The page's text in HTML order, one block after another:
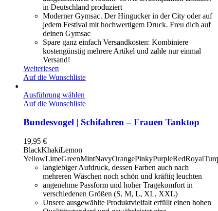
in Deutschland produziert
Moderner Gymsac. Der Hingucker in der City oder auf
jedem Festival mit hochwertigem Druck. Freu dich auf
deinen Gymsac
Spare ganz einfach Versandkosten: Kombiniere
kostengünstig mehrere Artikel und zahle nur einmal
Versand!
Weiterlesen
Auf die Wunschliste
Ausführung wählen
Auf die Wunschliste
Bundesvogel | Schifahren – Frauen Tanktop
19,95 €
BlackKhakiLemon
YellowLimeGreenMintNavyOrangePinkyPurpleRedRoyal
langlebiger Aufdruck, dessen Farben auch nach
mehreren Wäschen noch schön und kräftig leuchten
angenehme Passform und hoher Tragekomfort in
verschiedenen Größen (S, M, L, XL, XXL)
Unsere ausgewählte Produktvielfalt erfüllt einen hohen